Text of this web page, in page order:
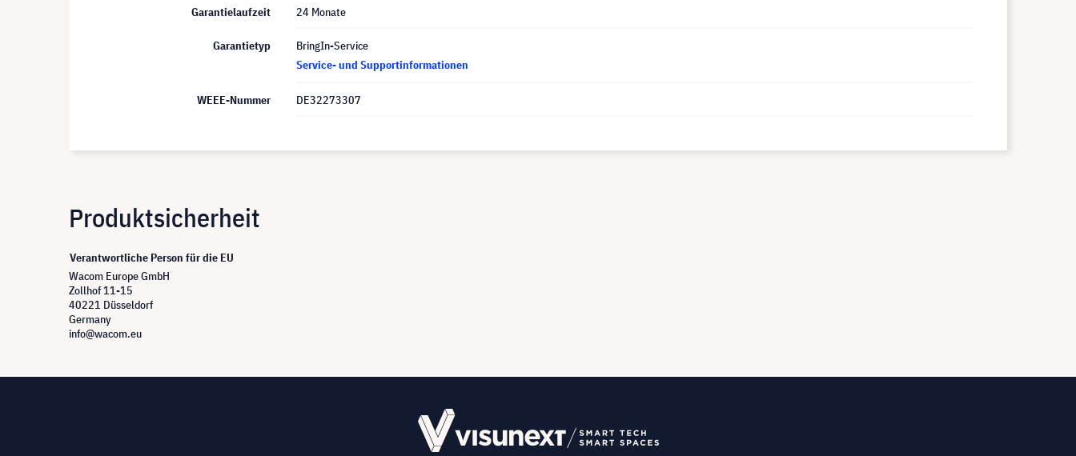
Garantielaufzeit 24 Monate
Garantietyp
BringIn-Service
Service- und Supportinformationen
WEEE-Nummer DE32273307
Produktsicherheit
Verantwortliche Person für die EU
Wacom Europe GmbH
Zollhof 11-15
40221 Düsseldorf
Germany
info@wacom.eu